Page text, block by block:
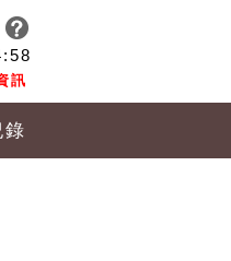
訊
錄